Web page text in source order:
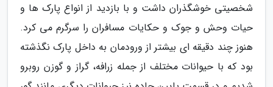
شخصیتی خوشگذران داشت و با بازدید از انواع پارک ها و
حیات وحش و جوک و حکایات مسافران را سرگرم می کرد.
هنوز چند دقیقه ای بیشتر از ورودمان به داخل پارک نگذشته
بود که با حیوانات مختلف از جمله زرافه، گراز و گوزن روبرو